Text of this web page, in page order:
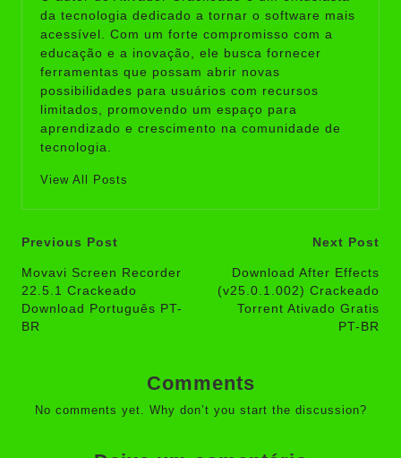
da tecnologia dedicado a tornar o software mais
acessível. Com um forte compromisso com a
educação e a inovação, ele busca fornecer
ferramentas que possam abrir novas
possibilidades para usuários com recursos
limitados, promovendo um espaço para
aprendizado e crescimento na comunidade de
tecnologia.
View All Posts
Post
navigation
Previous Post
Movavi Screen Recorder
22.5.1 Crackeado
Download Português PT-
BR
Next Post
Download After Effects
(v25.0.1.002) Crackeado
Torrent Ativado Gratis
PT-BR
Comments
No comments yet. Why don’t you start the discussion?